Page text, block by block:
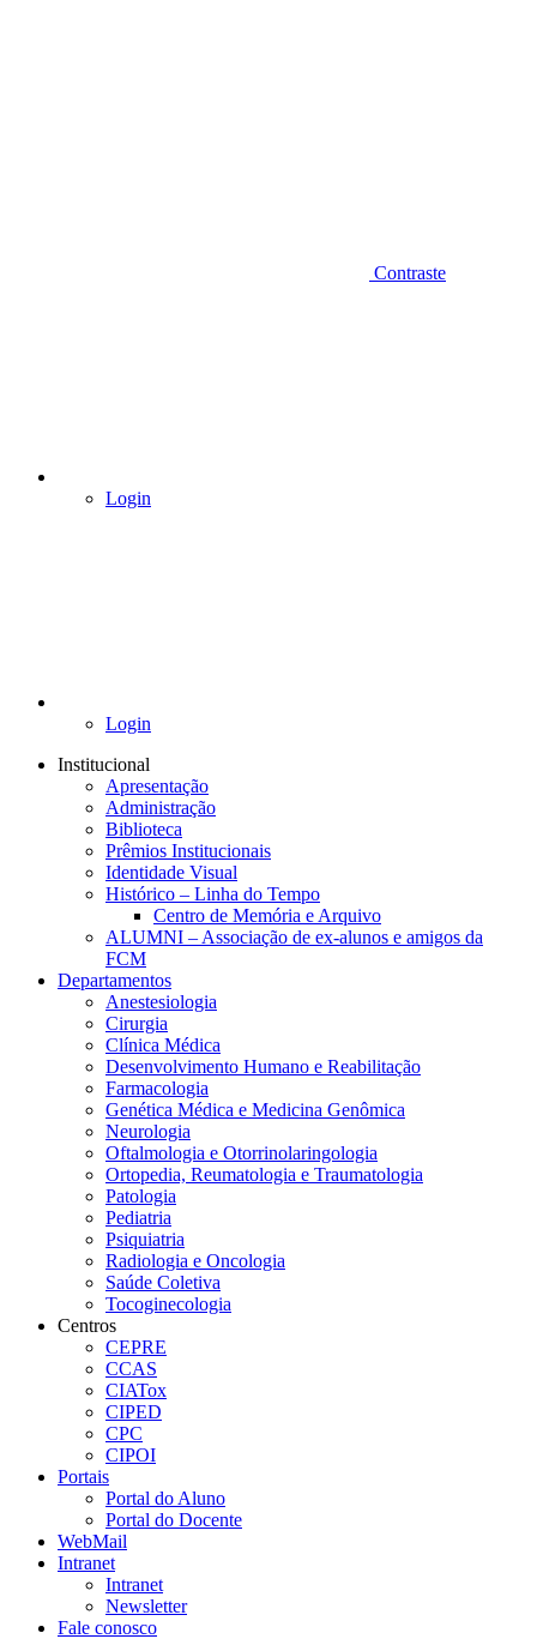
Contraste
Login
Login
Institucional
Apresentação
Administração
Biblioteca
Prêmios Institucionais
Identidade Visual
Histórico – Linha do Tempo
Centro de Memória e Arquivo
ALUMNI – Associação de ex-alunos e amigos da
FCM
Departamentos
Anestesiologia
Cirurgia
Clínica Médica
Desenvolvimento Humano e Reabilitação
Farmacologia
Genética Médica e Medicina Genômica
Neurologia
Oftalmologia e Otorrinolaringologia
Ortopedia, Reumatologia e Traumatologia
Patologia
Pediatria
Psiquiatria
Radiologia e Oncologia
Saúde Coletiva
Tocoginecologia
Centros
CEPRE
CCAS
CIATox
CIPED
CPC
CIPOI
Portais
Portal do Aluno
Portal do Docente
WebMail
Intranet
Intranet
Newsletter
Fale conosco